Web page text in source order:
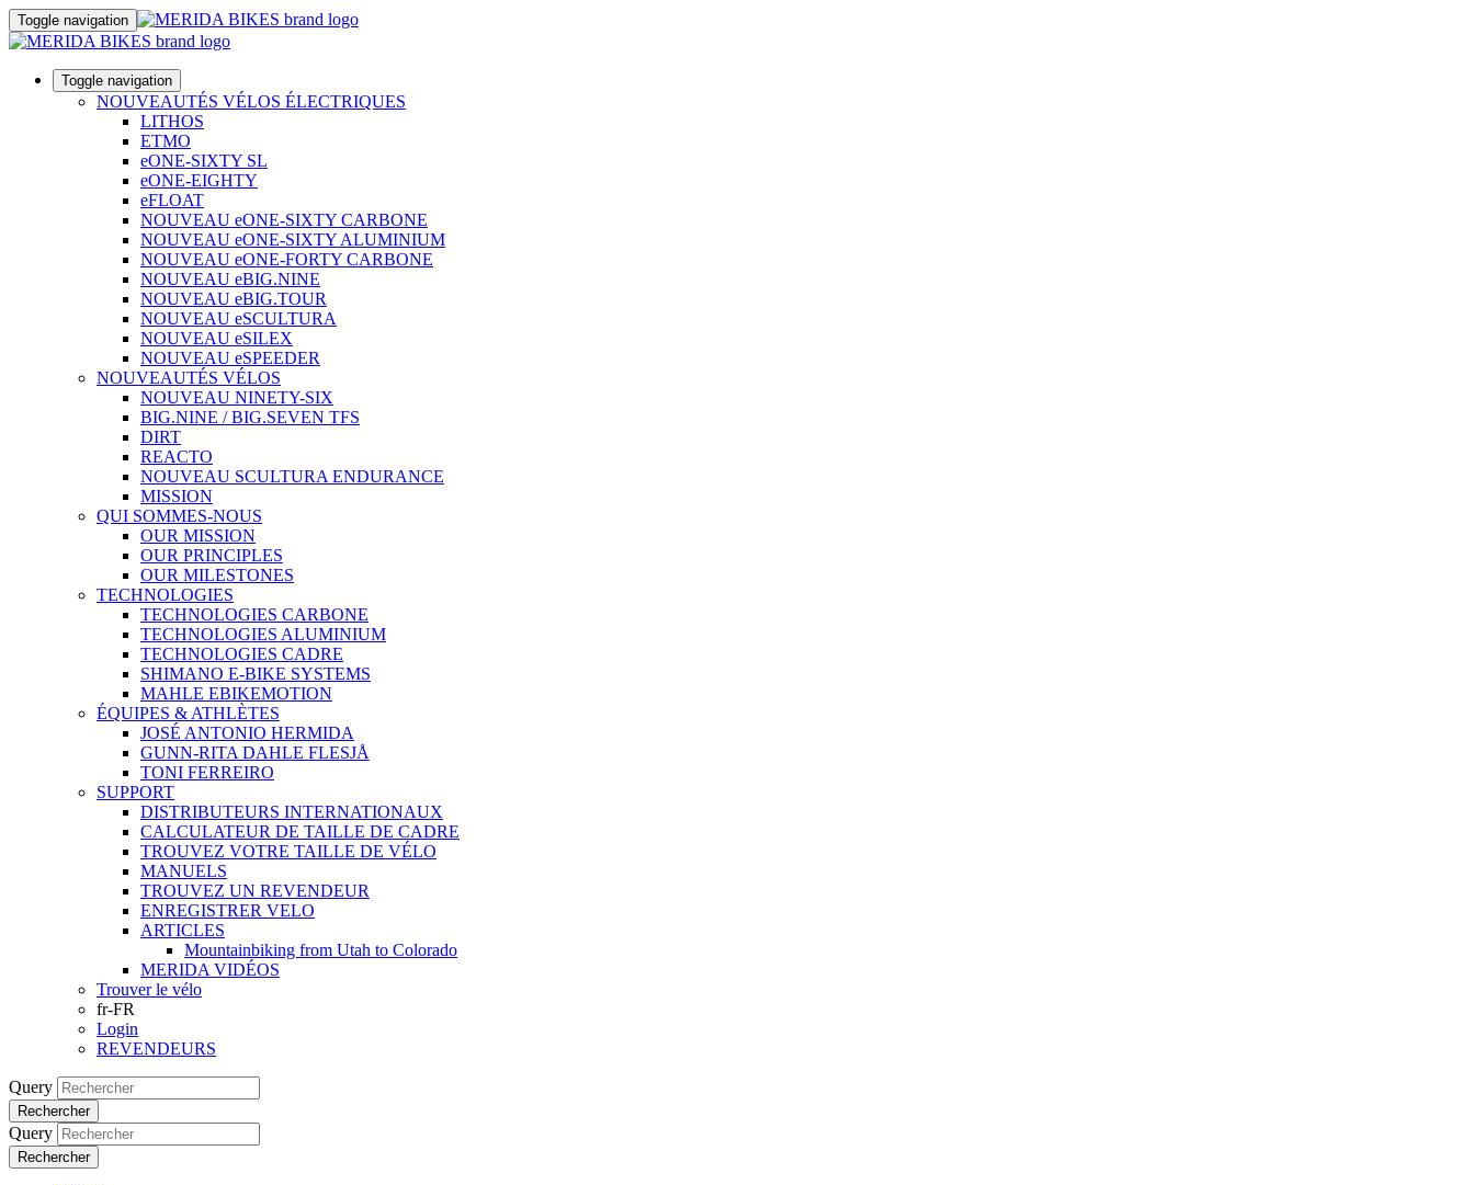
Toggle navigation
Toggle navigation
NOUVEAUTÉS VÉLOS ÉLECTRIQUES
LITHOS
ETMO
eONE-SIXTY SL
eONE-EIGHTY
eFLOAT
NOUVEAU eONE-SIXTY CARBONE
NOUVEAU eONE-SIXTY ALUMINIUM
NOUVEAU eONE-FORTY CARBONE
NOUVEAU eBIG.NINE
NOUVEAU eBIG.TOUR
NOUVEAU eSCULTURA
NOUVEAU eSILEX
NOUVEAU eSPEEDER
NOUVEAUTÉS VÉLOS
NOUVEAU NINETY-SIX
BIG.NINE / BIG.SEVEN TFS
DIRT
REACTO
NOUVEAU SCULTURA ENDURANCE
MISSION
QUI SOMMES-NOUS
OUR MISSION
OUR PRINCIPLES
OUR MILESTONES
TECHNOLOGIES
TECHNOLOGIES CARBONE
TECHNOLOGIES ALUMINIUM
TECHNOLOGIES CADRE
SHIMANO E-BIKE SYSTEMS
MAHLE EBIKEMOTION
ÉQUIPES & ATHLÈTES
JOSÉ ANTONIO HERMIDA
GUNN-RITA DAHLE FLESJÅ
TONI FERREIRO
SUPPORT
DISTRIBUTEURS INTERNATIONAUX
CALCULATEUR DE TAILLE DE CADRE
TROUVEZ VOTRE TAILLE DE VÉLO
MANUELS
TROUVEZ UN REVENDEUR
ENREGISTRER VELO
ARTICLES
Mountainbiking from Utah to Colorado
MERIDA VIDÉOS
Trouver le vélo
fr-FR
Login
REVENDEURS
Query
Rechercher
Query
Rechercher